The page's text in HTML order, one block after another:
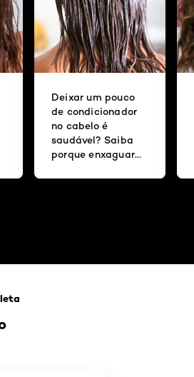
Deixar um pouco
de condicionador
no cabelo é
saudável? Saiba
porque enxaguar
importante